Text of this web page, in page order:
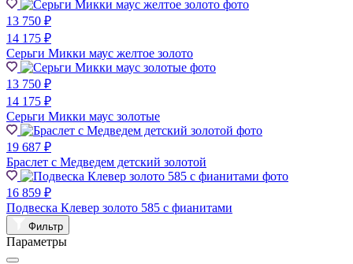
13 750 ₽
14 175 ₽
Серьги Микки маус желтое золото
13 750 ₽
14 175 ₽
Серьги Микки маус золотые
19 687 ₽
Браслет с Медведем детский золотой
16 859 ₽
Подвеска Клевер золото 585 с фианитами
Фильтр
Параметры